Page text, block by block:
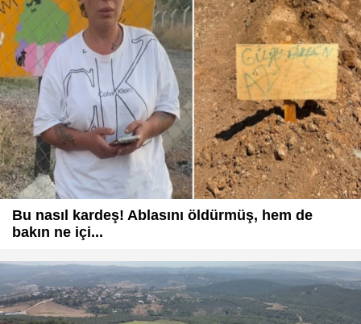
Bu nasıl kardeş! Ablasını öldürmüş, hem de
bakın ne içi...